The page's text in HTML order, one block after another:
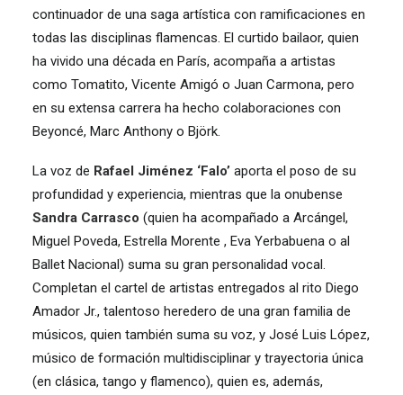
continuador de una saga artística con ramificaciones en
todas las disciplinas flamencas. El curtido bailaor, quien
ha vivido una década en París, acompaña a artistas
como Tomatito, Vicente Amigó o Juan Carmona, pero
en su extensa carrera ha hecho colaboraciones con
Beyoncé, Marc Anthony o Björk.
La voz de Rafael Jiménez ‘Falo’ aporta el poso de su
profundidad y experiencia, mientras que la onubense
Sandra Carrasco (quien ha acompañado a Arcángel,
Miguel Poveda, Estrella Morente , Eva Yerbabuena o al
Ballet Nacional) suma su gran personalidad vocal.
Completan el cartel de artistas entregados al rito Diego
Amador Jr., talentoso heredero de una gran familia de
músicos, quien también suma su voz, y José Luis López,
músico de formación multidisciplinar y trayectoria única
(en clásica, tango y flamenco), quien es, además,